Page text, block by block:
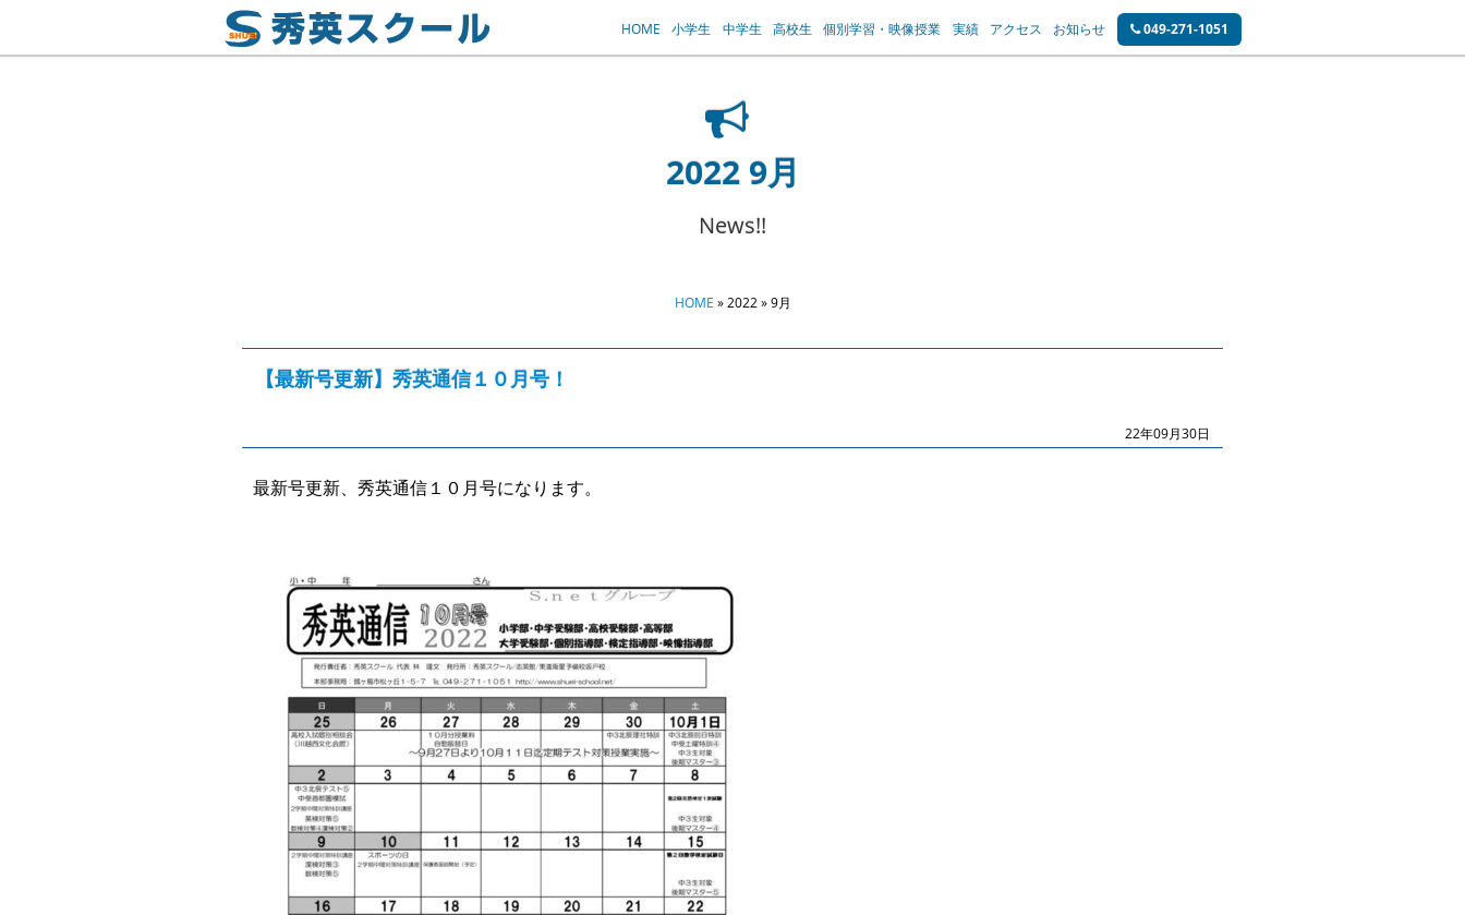
HOME 小学生 中学生 高校生 個別学習・映像授業 実績 アクセス お知らせ 049-271-1051
2022 9月
News!!
HOME » 2022 » 9月
【最新号更新】秀英通信１０月号！
22年09月30日
最新号更新、秀英通信１０月号になります。